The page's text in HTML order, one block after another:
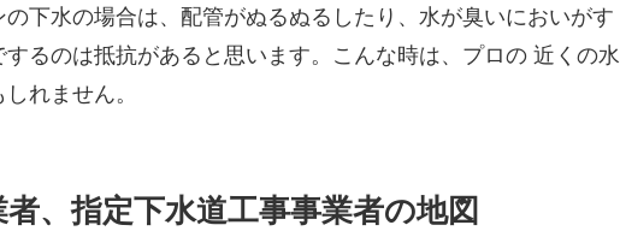
下水の場合は、配管がぬるぬるしたり、水が臭いにおいがす
るのは抵抗があると思います。こんな時は、プロの 近くの水
れません。
、指定下水道工事事業者の地図